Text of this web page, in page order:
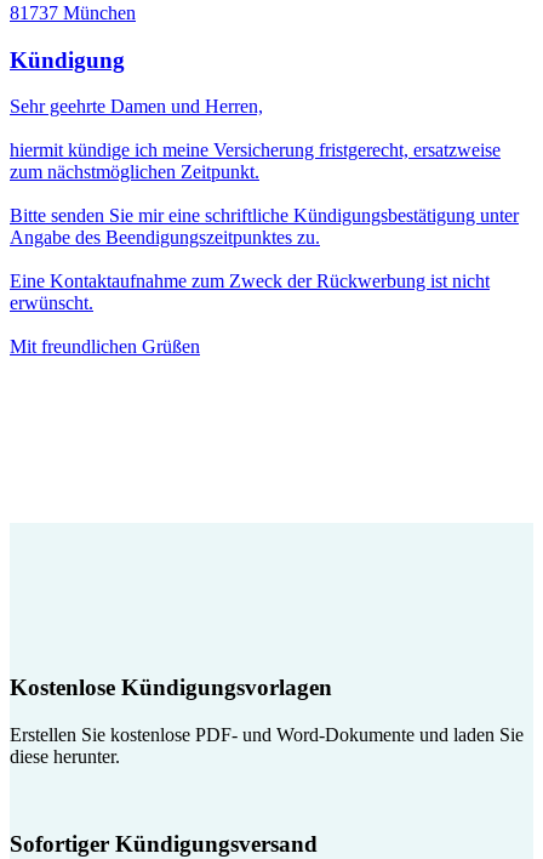
81737 München
Kündigung
Sehr geehrte Damen und Herren,
hiermit kündige ich meine Versicherung fristgerecht, ersatzweise
zum nächstmöglichen Zeitpunkt.
Bitte senden Sie mir eine schriftliche Kündigungsbestätigung unter
Angabe des Beendigungszeitpunktes zu.
Eine Kontaktaufnahme zum Zweck der Rückwerbung ist nicht
erwünscht.
Mit freundlichen Grüßen
Kostenlose Kündigungsvorlagen
Erstellen Sie kostenlose PDF- und Word-Dokumente und laden Sie
diese herunter.
Sofortiger Kündigungsversand